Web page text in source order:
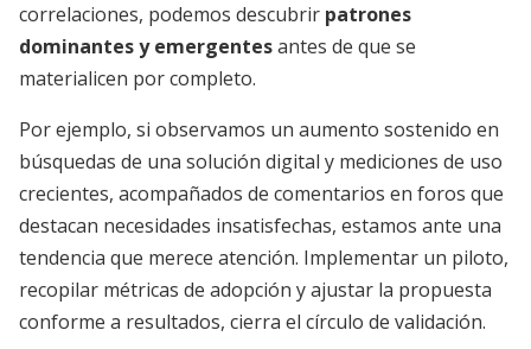
correlaciones, podemos descubrir patrones
dominantes y emergentesantes de que se
materialicen por completo.
Por ejemplo, si observamos un aumento sostenido en
búsquedas de una solución digital y mediciones de uso
crecientes, acompañados de comentarios en foros que
destacan necesidades insatisfechas, estamos ante una
tendencia que merece atención. Implementar un piloto,
recopilar métricas de adopción y ajustar la propuesta
conforme a resultados, cierra el círculo de validación.